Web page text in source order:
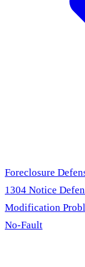
Foreclosure
1304 Notice
Modification
No-Fault